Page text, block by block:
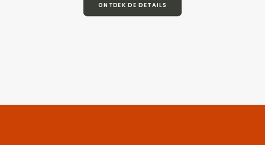
ONTDEK DE DETAILS